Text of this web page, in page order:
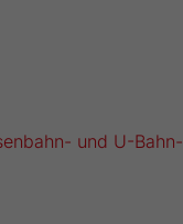
und U-Bahn-